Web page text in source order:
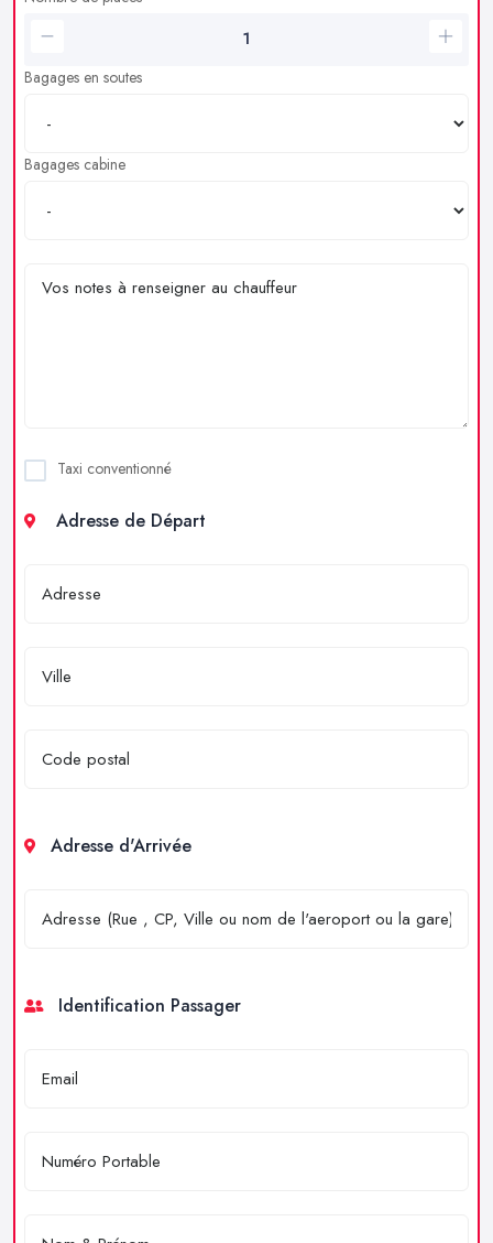
Bagages en soutes
Bagages cabine
Taxi conventionné
Adresse de Départ
Adresse d'Arrivée
Identification Passager